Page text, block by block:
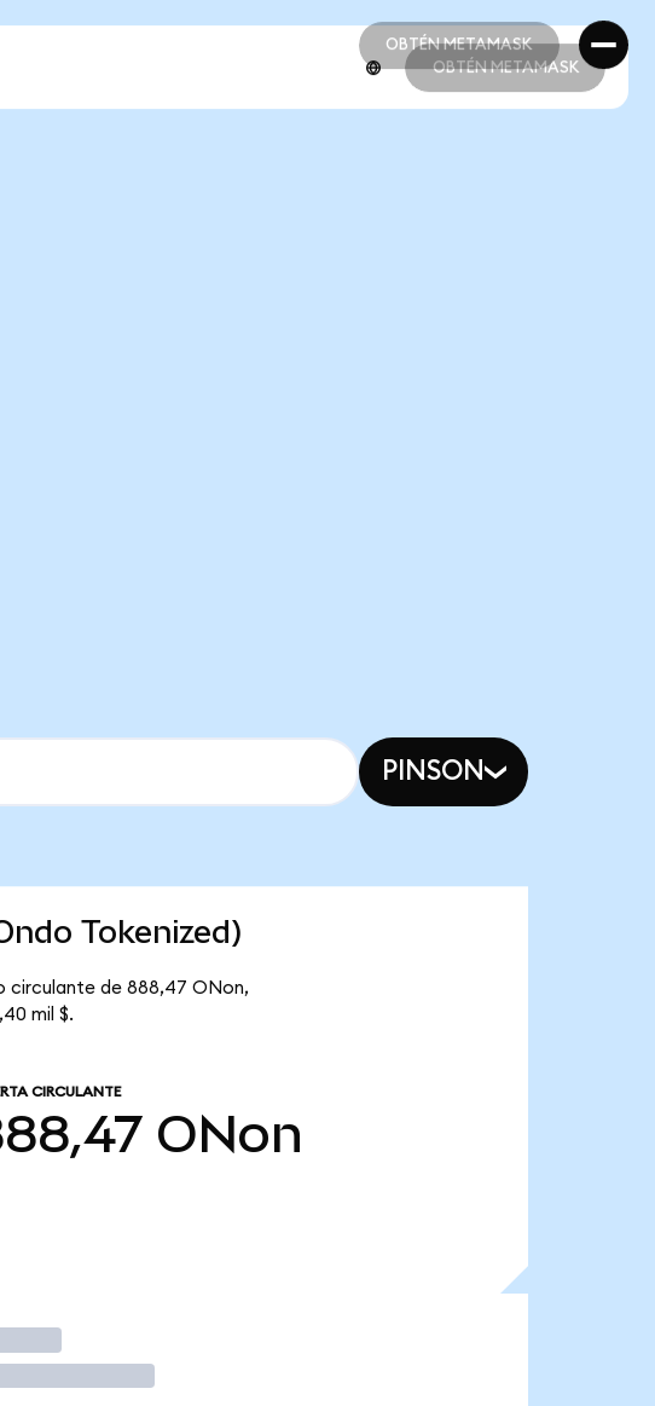
OBTÉN METAMASK
OBTÉN METAMASK
OBTÉN METAMASK
PINSON
Tokenized)
circulante de 888,47 ONon,
mil $.
CIRCULANTE
ONon